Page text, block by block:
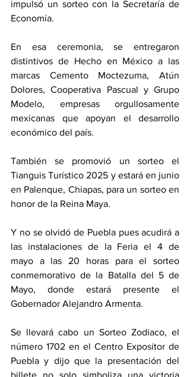
impulsó un sorteo con la Secretaría de
Economía.
En esa ceremonia, se entregaron
distintivos de Hecho en México a las
marcas Cemento Moctezuma, Atún
Dolores, Cooperativa Pascual y Grupo
Modelo, empresas orgullosamente
mexicanas que apoyan el desarrollo
económico del país.
También se promovió un sorteo el
Tianguis Turístico 2025 y estará en junio
en Palenque, Chiapas, para un sorteo en
honor de la Reina Maya.
Y no se olvidó de Puebla pues acudirá a
las instalaciones de la Feria el 4 de
mayo a las 20 horas para el sorteo
conmemorativo de la Batalla del 5 de
Mayo, donde estará presente el
Gobernador Alejandro Armenta.
Se llevará cabo un Sorteo Zodiaco, el
número 1702 en el Centro Expositor de
Puebla y dijo que la presentación del